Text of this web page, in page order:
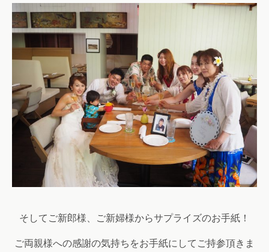
そしてご新郎様、ご新婦様からサプライズのお手紙！
ご両親様への感謝の気持ちをお手紙にしてご持参頂きま